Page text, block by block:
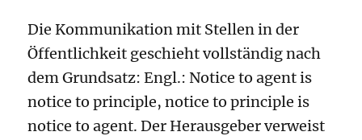
Die Kommunikation mit Stellen in der
Öffentlichkeit geschieht vollständig nach
dem Grundsatz: Engl.: Notice to agent is
notice to principle, notice to principle is
notice to agent. Der Herausgeber verweist